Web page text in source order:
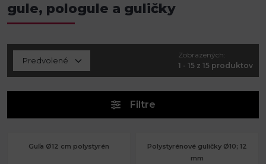
gule, pologule a guličky
Zobrazených:
1 - 15 z 15 produktov
Filtre
Guľa Ø12 cm polystyrén
Polystyrénové guličky Ø10; 12
mm